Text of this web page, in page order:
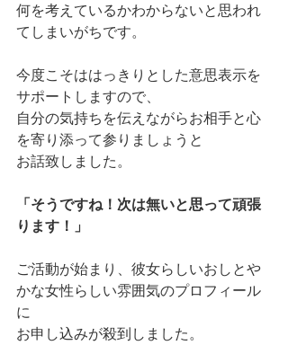
何を考えているかわからないと思われ
てしまいがちです。
今度こそははっきりとした意思表示を
サポートしますので、
自分の気持ちを伝えながらお相手と心
を寄り添って参りましょうと
お話致しました。
「そうですね！次は無いと思って頑張
ります！」
ご活動が始まり、彼女らしいおしとや
かな女性らしい雰囲気のプロフィール
に
お申し込みが殺到しました。